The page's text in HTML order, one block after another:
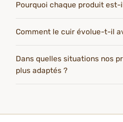
Pourquoi chaque produit est-
Comment le cuir évolue-t-il
Dans quelles situations nos
plus adaptés ?